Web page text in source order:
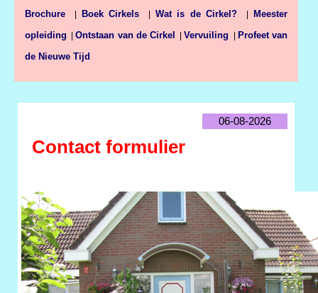
Brochure Boek Cirkels Wat is de Cirkel?
Meester
opleiding |Ontstaan van de Cirkel |Vervuiling
Profeet van
de Nieuwe Tijd
06-08-2026
Contact formulier